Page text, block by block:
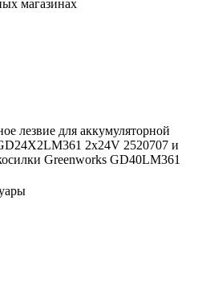
магазинах
лезвие для аккумуляторной
2х24V 2520707 и
Greenworks GD40LM361